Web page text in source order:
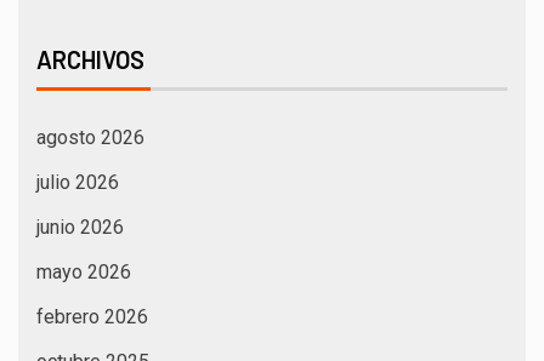
ARCHIVOS
agosto 2026
julio 2026
junio 2026
mayo 2026
febrero 2026